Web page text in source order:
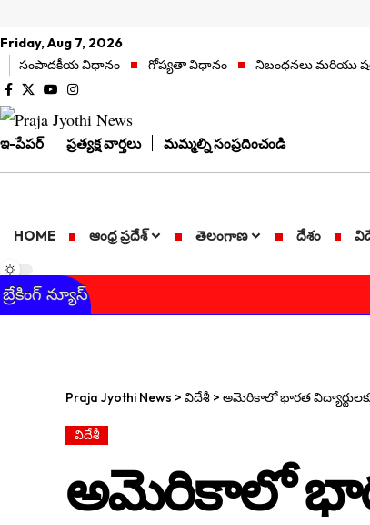
Friday, Aug 7, 2026
సంపాదకీయ విధానం
గోప్యతా విధానం నిబంధనలు మరియు
ఇ-పేపర్ ప్రత్యక్ష వార్తలు మమ్మల్ని సంప్రదించండి
HOME ఆంధ్ర ప్రదేశ్ తెలంగాణ దేశం
బ్రేకింగ్ న్యూస్
Praja Jyothi News > విదేశీ > అమెరికాలో భారత
విదేశీ
అమెరికాలో